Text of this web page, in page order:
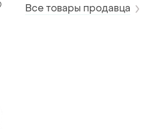
Все товары продавца